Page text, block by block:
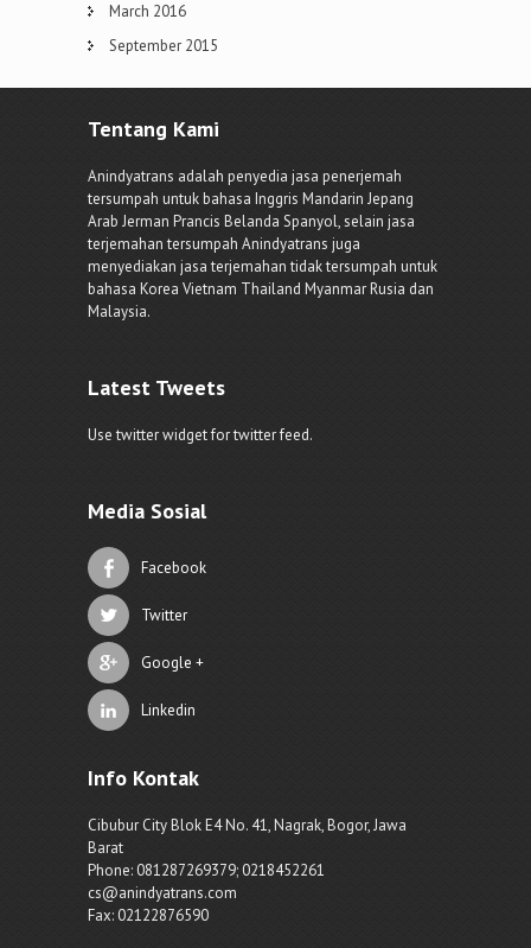
March 2016
September 2015
Tentang Kami
Anindyatrans adalah penyedia jasa penerjemah
tersumpah untuk bahasa Inggris Mandarin Jepang
Arab Jerman Prancis Belanda Spanyol, selain jasa
terjemahan tersumpah Anindyatrans juga
menyediakan jasa terjemahan tidak tersumpah untuk
bahasa Korea Vietnam Thailand Myanmar Rusia dan
Malaysia.
Latest Tweets
Use twitter widget for twitter feed.
Media Sosial
Facebook
Twitter
Google +
Linkedin
Info Kontak
Cibubur City Blok E4 No. 41, Nagrak, Bogor, Jawa
Barat
Phone: 081287269379; 0218452261
cs@anindyatrans.com
Fax: 02122876590